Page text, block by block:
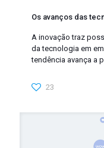
Os avanços das
A inovação traz
da tecnologia em
tendência avança a
23